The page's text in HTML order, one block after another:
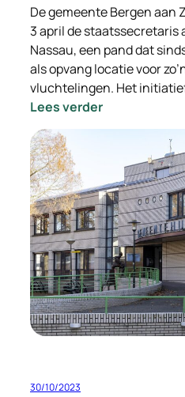
De gemeente Bergen aan
3 april de staatssecretaris
Nassau, een pand dat
als opvang locatie voor
vluchtelingen. Het
Lees verder:
der
Burg
bezoekt
Hotel
Nassau
30/10/2023